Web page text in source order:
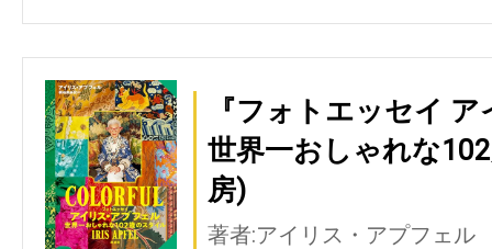
『フォトエッセイ
世界一おしゃれな
房)
著者:アイリス・アプフェル